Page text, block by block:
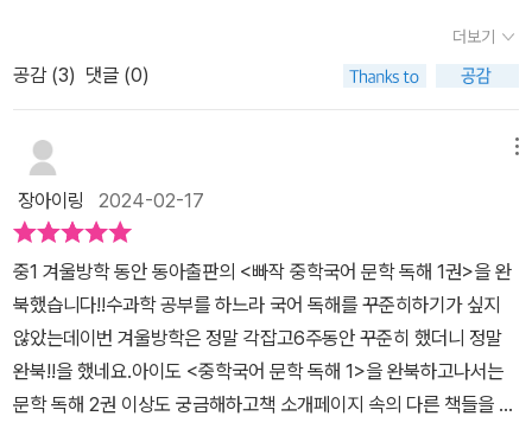
첫 단계를 선택해 봤어요(아이가 친근하게 느끼면서 접근할 수 있도
록)다양한 문학작품이 지문으로 출제되어 있었는데그 중에 제일 첫번
째는 너무나 유명한황순원의 소나기 였는데요하나의 작품과 지문으
로도다양한 문제양과 유형을 만나볼 수 있었어요중학은 문제의 글자
크기도 더 작아진 것 같아요? ㅎㅎ인문, 사회, 과학, 기술, 예술 등다
양한 지문과 연계된 배경지식도 학습할 수 있고이뿐만 아니라지문에
연계해 어휘와 어법도 자연스레 익힐 수 있습니다.또 새로운 것이 있
더라구요?!온라인 자동 채점!!대박이에요이제 부모나 학생이 스스로
하나하나 채점하지 않아도QR코드를 통해 정답 입력하면바로 휘리릭
채점 해 준답니다!빠작온플러스라는 서비스네요!이건 정말 처음이에
요배경지식 영상이나 어휘 퀴즈도 함께 등장해요첫 중학독해 치고는
만족스럽지유?나아가 수능 출제유형을 익히는 수능유형 문제도 있어
더보기
공감 (3) 댓글 (0)
장아이링 2024-02-17
중1 겨울방학 동안 동아출판의 <빠작 중학국어 문학 독해 1권>을 완
북했습니다!!수과학 공부를 하느라 국어 독해를 꾸준히하기가 싶지
않았는데이번 겨울방학은 정말 각잡고6주동안 꾸준히 했더니 정말
완북!!을 했네요.아이도 <중학국어 문학 독해 1>을 완북하고나서는
문학 독해 2권 이상도 궁금해하고책 소개페이지 속의 다른 책들을 보